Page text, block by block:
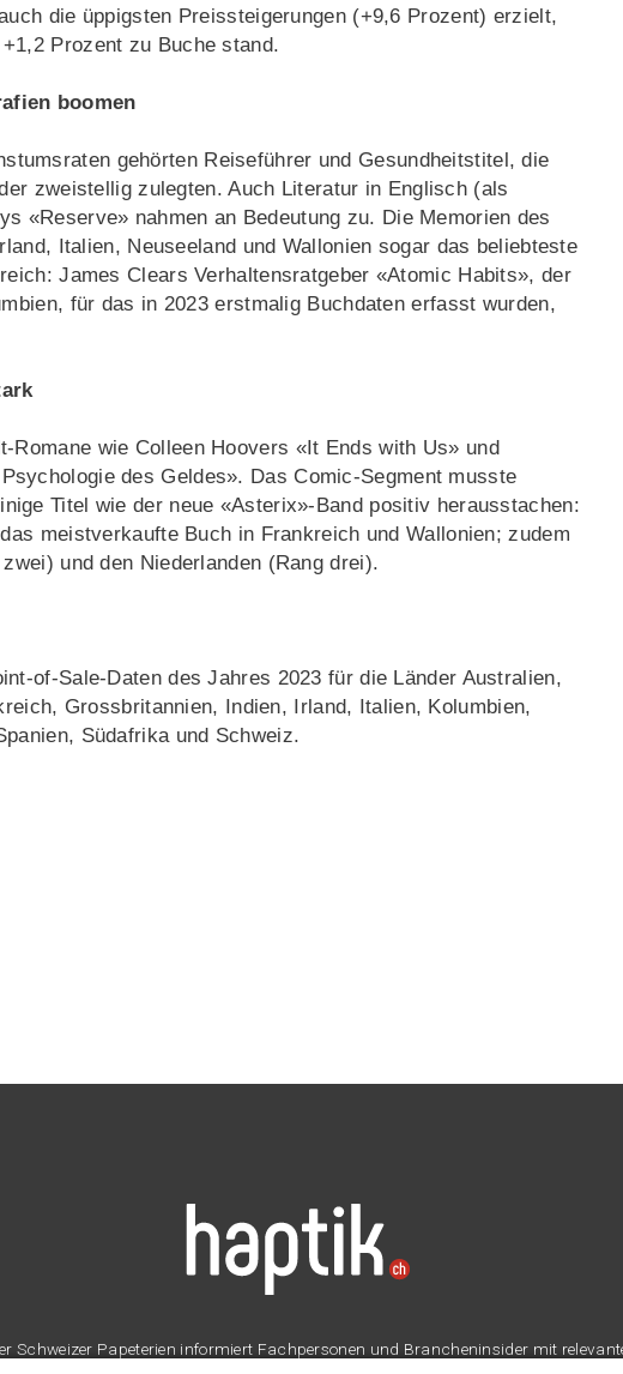
die üppigsten Preissteigerungen (+9,6 Prozent) erzielt,
Prozent zu Buche stand.
boomen
gehörten Reiseführer und Gesundheitstitel, die
zweistellig zulegten. Auch Literatur in Englisch (als
«Reserve» nahmen an Bedeutung zu. Die Memorien des
Italien, Neuseeland und Wallonien sogar das beliebteste
James Clears Verhaltensratgeber «Atomic Habits», der
für das in 2023 erstmalig Buchdaten erfasst wurden,
wie Colleen Hoovers «It Ends with Us» und
des Geldes». Das Comic-Segment musste
Titel wie der neue «Asterix»-Band positiv herausstachen:
meistverkaufte Buch in Frankreich und Wallonien; zudem
und den Niederlanden (Rang drei).
of-Sale-Daten des Jahres 2023 für die Länder Australien,
Grossbritannien, Indien, Irland, Italien, Kolumbien,
Südafrika und Schweiz.
Schweizer Papeterien informiert Fachpersonen und Brancheninsider mit